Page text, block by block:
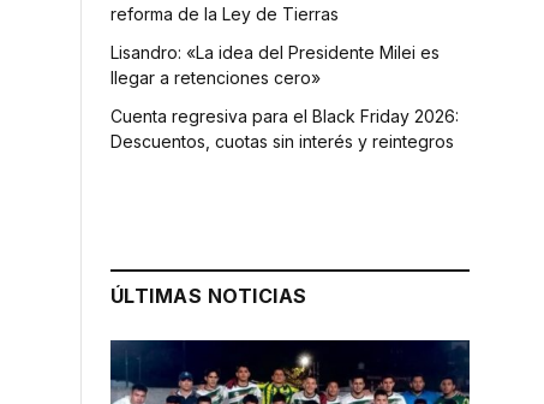
reforma de la Ley de Tierras
Lisandro: «La idea del Presidente Milei es
llegar a retenciones cero»
Cuenta regresiva para el Black Friday 2026:
Descuentos, cuotas sin interés y reintegros
ÚLTIMAS NOTICIAS